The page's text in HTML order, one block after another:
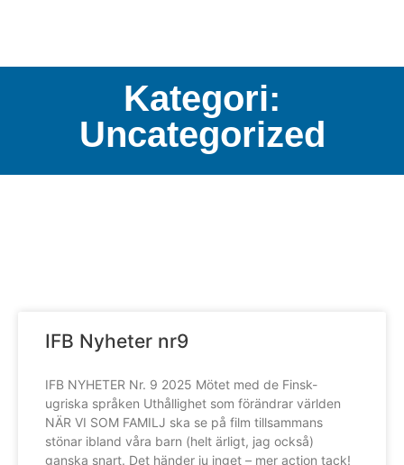
Kategori:
Uncategorized
IFB Nyheter nr9
IFB NYHETER Nr. 9 2025 Mötet med de Finsk-
ugriska språken Uthållighet som förändrar världen
NÄR VI SOM FAMILJ ska se på film tillsammans
stönar ibland våra barn (helt ärligt, jag också)
ganska snart. Det händer ju inget – mer action tack!